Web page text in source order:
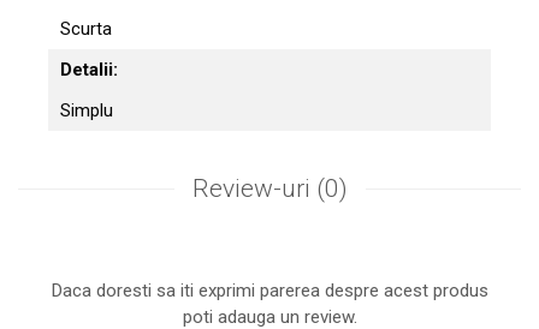
Scurta
Detalii:
Simplu
Review-uri (0)
Daca doresti sa iti exprimi parerea despre acest produs
poti adauga un review.